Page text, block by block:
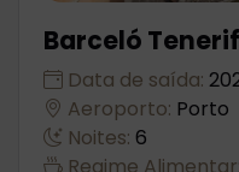
Barceló
Data de saída:
Aeroporto: Porto
Noites: 6